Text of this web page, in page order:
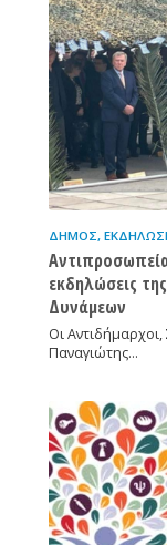
ΔΉΜΟΣ,
εκδηλώσεις
Δυνάμεων
Οι
Παναγιώτης…